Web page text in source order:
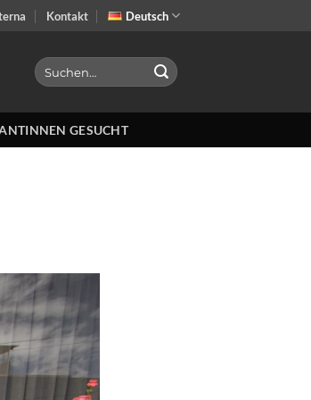
Kontakt Deutsch
GESUCHT